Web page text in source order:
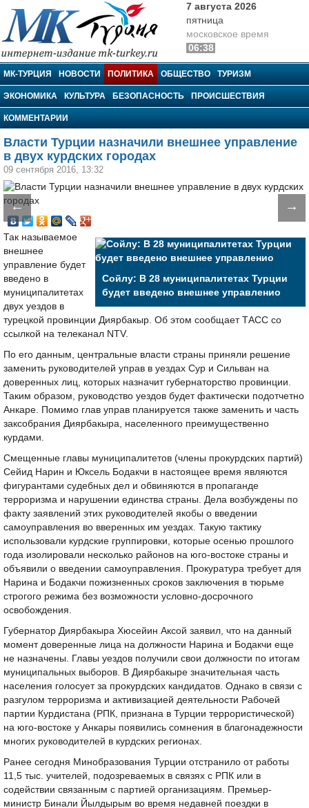
МК-Турция
7 августа 2026
пятница
московское время
06:38
МК-ТУРЦИЯ НОВОСТИ ПОЛИТИКА ОБЩЕСТВО ТУРИЗМ
ЭКОНОМИКА КУЛЬТУРА БЕЗОПАСНОСТЬ ПРОИСШЕСТВИЯ
КОММЕНТАРИИ
Власти Турции назначили внешнее управление
в двух курдских городах
09 сентября 2016, 13:32
← →
Сойлу: В 28 муниципалитетах Турции
будет введено внешнее управленио
Так называемое
внешнее
управление будет
введено в
муниципалитетах
двух уездов в
турецкой провинции Диярбакыр. Об этом сообщает ТАСС со
ссылкой на телеканал NTV.
По его данным, центральные власти страны приняли решение
заменить руководителей управ в уездах Сур и Сильван на
доверенных лиц, которых назначит губернаторство провинции.
Таким образом, руководство уездов будет фактически подотчетно
Анкаре. Помимо глав управ планируется также заменить и часть
заксобрания Диярбакыра, населенного преимущественно
курдами.
Смещенные главы муниципалитетов (члены прокурдских партий)
Сейид Нарин и Юксель Бодакчи в настоящее время являются
фигурантами судебных дел и обвиняются в пропаганде
терроризма и нарушении единства страны. Дела возбуждены по
факту заявлений этих руководителей якобы о введении
самоуправления во вверенных им уездах. Такую тактику
использовали курдские группировки, которые осенью прошлого
года изолировали несколько районов на юго-востоке страны и
объявили о введении самоуправления. Прокуратура требует для
Нарина и Бодакчи пожизненных сроков заключения в тюрьме
строгого режима без возможности условно-досрочного
освобождения.
Губернатор Диярбакыра Хюсейин Аксой заявил, что на данный
момент доверенные лица на должности Нарина и Бодакчи еще
не назначены. Главы уездов получили свои должности по итогам
муниципальных выборов. В Диярбакыре значительная часть
населения голосует за прокурдских кандидатов. Однако в связи с
разгулом терроризма и активизацией деятельности Рабочей
партии Курдистана (РПК, признана в Турции террористической)
на юго-востоке у Анкары появились сомнения в благонадежности
многих руководителей в курдских регионах.
Ранее сегодня Минобразования Турции отстранило от работы
11,5 тыс. учителей, подозреваемых в связях с РПК или в
содействии связанным с партией организациям. Премьер-
министр Бинали Йылдырым во время недавней поездки в